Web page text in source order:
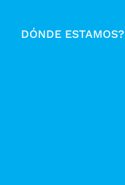
DÓNDE ESTAMOS?